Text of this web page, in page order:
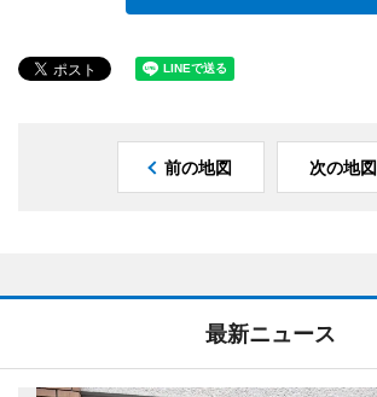
前の地図 次の地図
最新ニュース